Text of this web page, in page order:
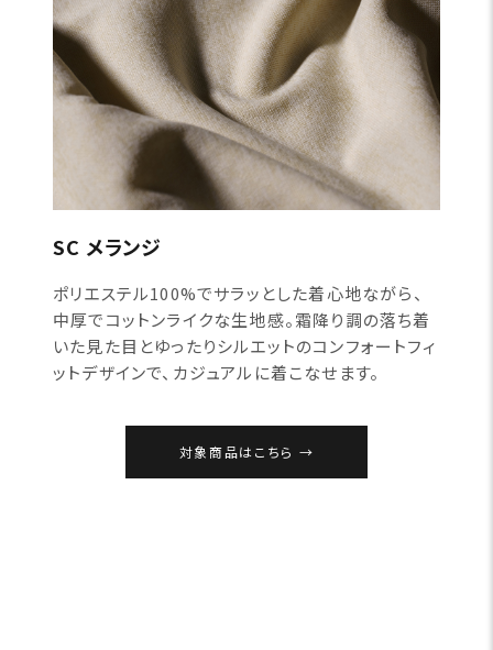
SC メランジ
ポリエステル100%でサラッとした着心地ながら、
中厚でコットンライクな生地感。霜降り調の落ち着
いた見た目とゆったりシルエットのコンフォートフィ
ットデザインで、カジュアルに着こなせます。
対象商品はこちら